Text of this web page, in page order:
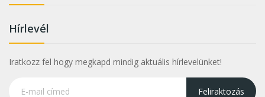
Hírlevél
Iratkozz fel hogy megkapd mindig aktuális hírlevelünket!
Feliraktozás